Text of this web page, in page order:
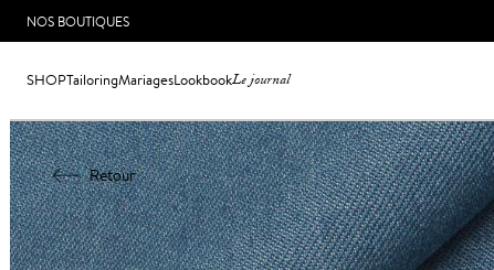
NOS BOUTIQUES
SHOPTailoringMariagesLookbookLe journal
Retour